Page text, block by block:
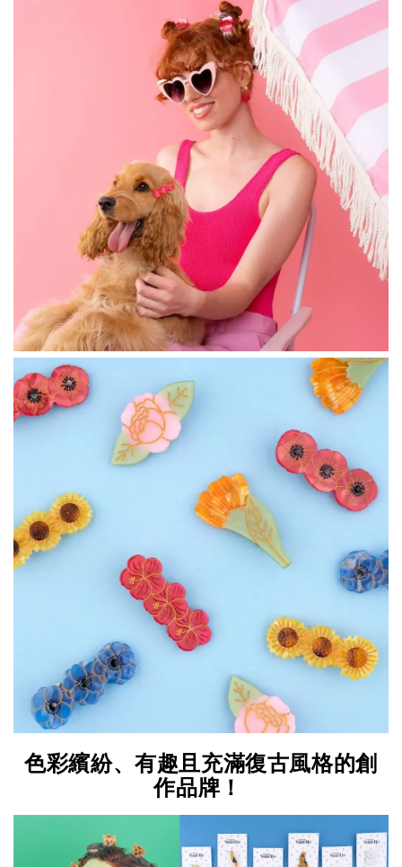
色彩繽紛、有趣且充滿復古風格的創
作品牌！